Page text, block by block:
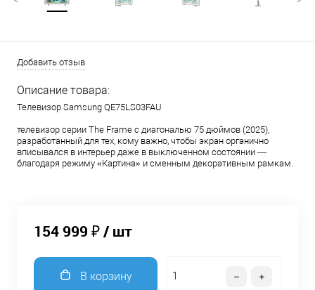
Добавить отзыв
Описание товара:
Телевизор Samsung QE75LS03FAU
телевизор серии The Frame с диагональю 75 дюймов (2025),
разработанный для тех, кому важно, чтобы экран органично
вписывался в интерьер даже в выключенном состоянии —
благодаря режиму «Картина» и сменным декоративным рамкам.
154 999 ₽/ шт
В корзину